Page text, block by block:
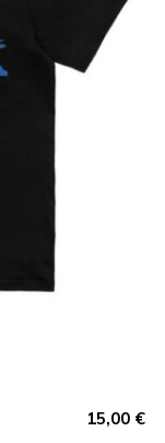
15,00 €